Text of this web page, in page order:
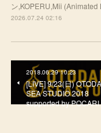
ン,KOPERU,Mii
2026.07.24 02:16
2018.06.29 10:23
[LIVE] 9/23(日)
SEA STUDIO 2018
supported by